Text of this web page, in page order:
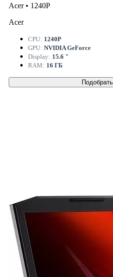
Acer • 1240P
Acer
CPU: 1240P
GPU: NVIDIA GeForce
Display: 15.6 "
RAM: 16 ГБ